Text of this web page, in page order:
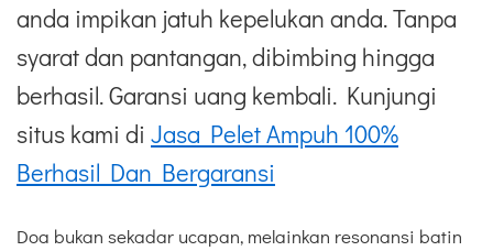
anda impikan jatuh kepelukan anda. Tanpa
syarat dan pantangan, dibimbing hingga
berhasil. Garansi uang kembali. Kunjungi
situs kami di Jasa Pelet Ampuh 100%
Berhasil Dan Bergaransi
Doa bukan sekadar ucapan, melainkan resonansi batin